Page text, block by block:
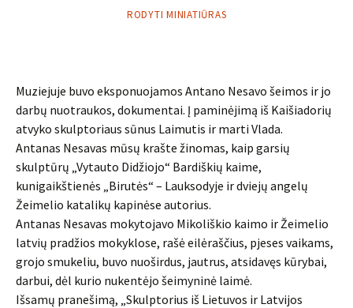
RODYTI MINIATIŪRAS
Muziejuje buvo eksponuojamos Antano Nesavo šeimos ir jo
darbų nuotraukos, dokumentai. Į paminėjimą iš Kaišiadorių
atvyko skulptoriaus sūnus Laimutis ir marti Vlada.
Antanas Nesavas mūsų krašte žinomas, kaip garsių
skulptūrų „Vytauto Didžiojo“ Bardiškių kaime,
kunigaikštienės „Birutės“ – Lauksodyje ir dviejų angelų
Žeimelio katalikų kapinėse autorius.
Antanas Nesavas mokytojavo Mikoliškio kaimo ir Žeimelio
latvių pradžios mokyklose, rašė eilėraščius, pjeses vaikams,
grojo smukeliu, buvo nuoširdus, jautrus, atsidavęs kūrybai,
darbui, dėl kurio nukentėjo šeimyninė laimė.
Išsamų pranešimą, „Skulptorius iš Lietuvos ir Latvijos